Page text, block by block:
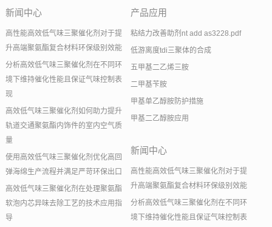
新闻中心
高性能高效低气味三聚催化剂对于提
升高端聚氨酯复合材料环保级别效能
分析高效低气味三聚催化剂在不同环
境下维持催化性能且保证气味控制表
现
高效低气味三聚催化剂如何助力提升
轨道交通聚氨酯内饰件的室内空气质
量
使用高效低气味三聚催化剂优化高回
弹海绵生产流程并满足严苛环保出口
高效低气味三聚催化剂在处理聚氨酯
软泡内芯异味去除工艺的技术应用指
导
产品应用
粘结力改善助剂nt add as3228.pdf
低游离度tdi三聚体的合成
五甲基二乙烯三胺
二甲基苄胺
甲基单乙醇胺防护措施
甲基二乙醇胺应用
新闻中心
高性能高效低气味三聚催化剂对于提
升高端聚氨酯复合材料环保级别效能
分析高效低气味三聚催化剂在不同环
境下维持催化性能且保证气味控制表